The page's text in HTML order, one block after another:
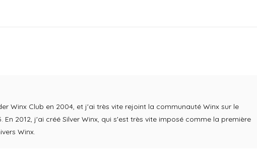
Winx Club en 2004, et j'ai très vite rejoint la communauté Winx sur le
En 2012, j'ai créé Silver Winx, qui s'est très vite imposé comme la première
Winx.